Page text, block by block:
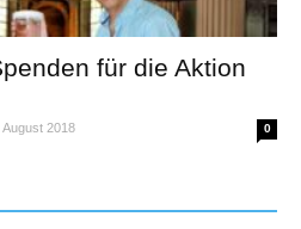
für die Aktion
August 2018 0